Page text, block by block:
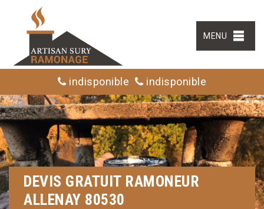
MENU
indisponible indisponible
DEVIS GRATUIT RAMONEUR
ALLENAY 80530